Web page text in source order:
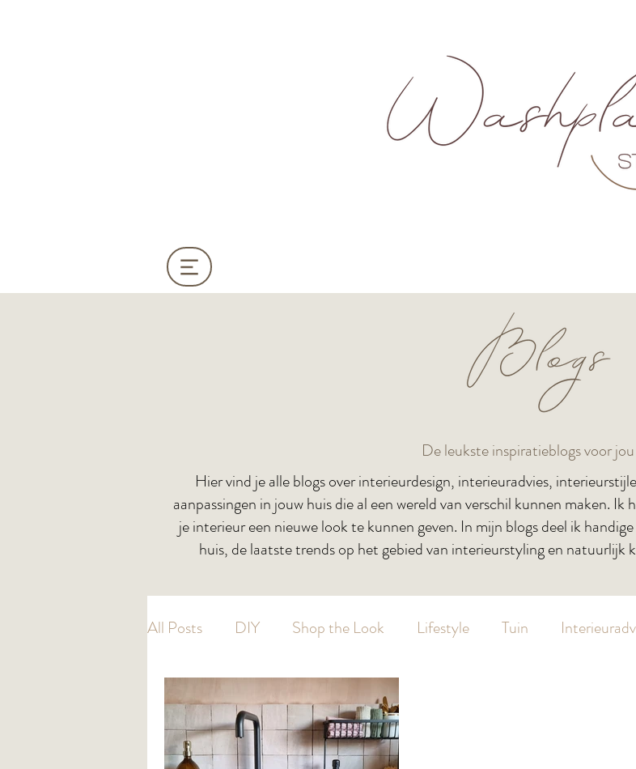
De leukste inspiratieblogs voor jou
Hier vind je alle blogs over interieurdesign, interieuradvies,
aanpassingen in jouw huis die al een wereld van verschil kunnen maken.
je interieur een nieuwe look te kunnen geven. In mijn blogs deel ik
huis, de laatste trends op het gebied van interieurstyling en natuurlijk
All Posts DIY Shop the Look Lifestyle Tuin